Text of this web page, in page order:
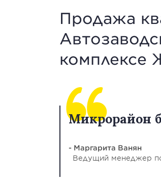
Продажа
комплексе
Микрорайон
- Маргарита Ванян
Ведущий менеджер